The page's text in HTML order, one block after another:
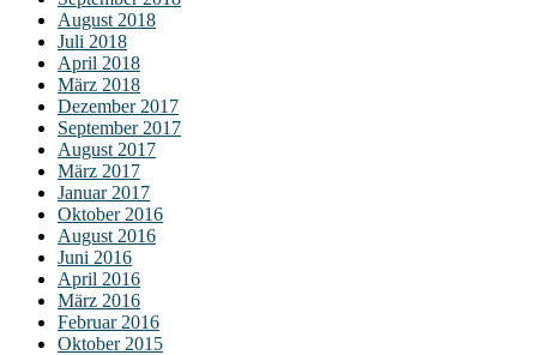
August 2018
Juli 2018
April 2018
März 2018
Dezember 2017
September 2017
August 2017
März 2017
Januar 2017
Oktober 2016
August 2016
Juni 2016
April 2016
März 2016
Februar 2016
Oktober 2015